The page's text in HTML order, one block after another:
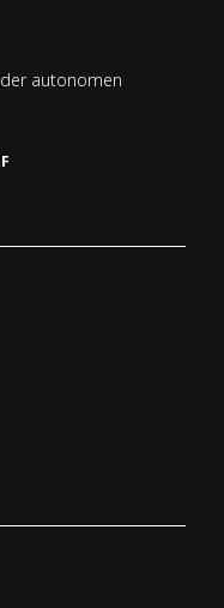
autonomen